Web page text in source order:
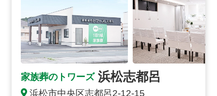
家族葬のトワーズ 浜松志都呂
浜松市中央区志都呂2-12-15